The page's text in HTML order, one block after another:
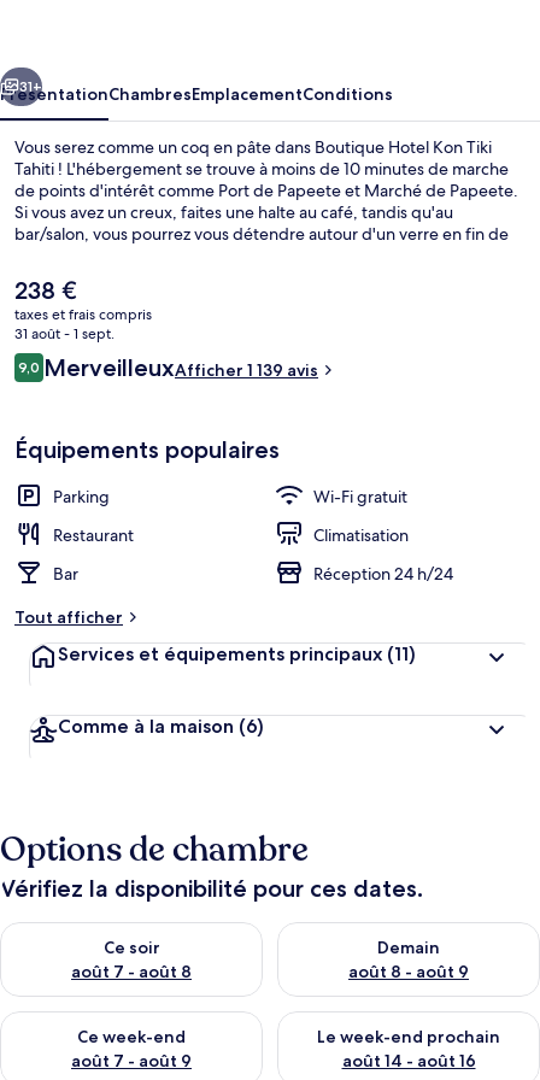
Tahiti
Suivant
31+
PrésentationChambresEmplacementConditions
Vous serez comme un coq en pâte dans Boutique Hotel Kon Tiki
Tahiti ! L'hébergement se trouve à moins de 10 minutes de marche
de points d'intérêt comme Port de Papeete et Marché de Papeete.
Si vous avez un creux, faites une halte au café, tandis qu'au
bar/salon, vous pourrez vous détendre autour d'un verre en fin de
trouvent par ailleurs à moins de 15 minutes à pied. Les autres
voyageurs ne tarissent pas d'éloges en ce qui concerne le personnel
attentionné et l'emplacement central.
Le
prix
actuel
est
de
238 €
taxes et frais compris
31 août - 1 sept.
Avis
voyageurs
9,09,0 sur 10
MerveilleuxAfficher 1 139 avis
Équipements populaires
Parking
Wi-Fi gratuit
Restaurant
Climatisation
Bar
Réception 24 h/24
Tout afficher
Services et équipements principaux (11)
Comme à la maison (6)
Options de chambre
Vérifiez la disponibilité pour ces dates.
Ce soir
août 7 - août 8
Vérifier la disponibilité pour ce soir août 7 - août 8
Demain
août 8 - août 9
Vérifier la disponibilité pour
Ce week-end
août 7 - août 9
Vérifier la disponibilité pour ce week-end août 7 - août 9
Le week-end prochain
août 14 - août 16
Vérifier la disponibilité pour